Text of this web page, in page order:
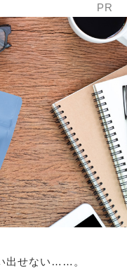
PR
出せない……。